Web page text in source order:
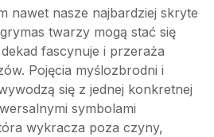
nawet nasze najbardziej skryte
twarzy mogą stać się
fascynuje i przeraża
Pojęcia myślozbrodni i
się z jednej konkretnej
symbolami
wykracza poza czyny,